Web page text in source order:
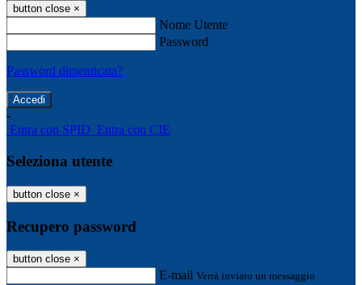
button close ×
Nome Utente
Password
Password dimenticata?
-
Entra con SPID Entra con CIE
Seleziona utente
button close ×
Recupero password
button close ×
E-mail Verrà inviato un messaggio